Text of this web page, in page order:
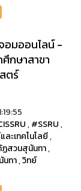
อมออนไลน์ -
กษาสาขา
ตร์
,#SSRU,
ะเทคโนโลยี,
สวนสุนันทา,
ทา,วิทย์